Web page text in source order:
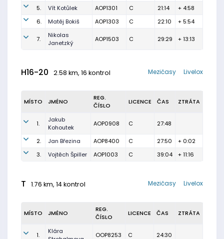
5.
Vít Kotůlek AOP1301 C 21:14
+ 4:58
6.
Matěj Bokiš AOP1303 C 22:10 + 5:54
7.
Nikolas
Janetzký
AOP1503 C 29:29 + 13:13
H16-20 2.58 km, 16 kontrol Livelox
Mezičasy
MÍSTO JMÉNO
REG.
ČÍSLO
LICENCE ČAS ZTRÁTA
1.
Jakub
Kohoutek
AOP0908 C 27:48
2. Jan Březina AOP8400 C 27:50
+ 0:02
3.
Vojtěch Špiller AOP1003 C 39:04 + 11:16
T 1.76 km, 14 kontrol Livelox
Mezičasy
MÍSTO JMÉNO
REG.
ČÍSLO
LICENCE ČAS ZTRÁTA
1.
Klára
OOP8253 C 24:30